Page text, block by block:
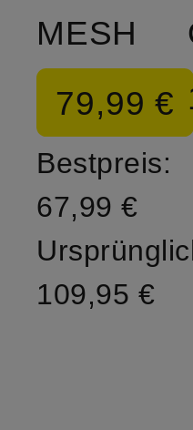
MESH
79,99 €
Bestpreis:
67,99 €
109,95 €